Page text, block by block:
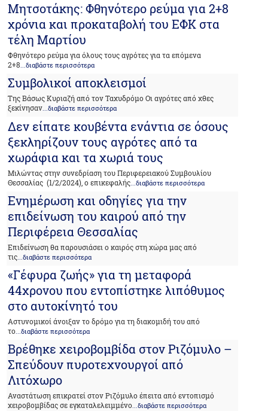
Μητσοτάκης: Φθηνότερο ρεύμα για 2+8
χρόνια και προκαταβολή του ΕΦΚ στα
τέλη Μαρτίου
Φθηνότερο ρεύμα για όλους τους αγρότες για τα επόμενα
2+8...διαβάστε περισσότερα
Συμβολικοί αποκλεισμοί
Της Βάσως Κυριαζή από τον Ταχυδρόμο Οι αγρότες από χθες
ξεκίνησαν...διαβάστε περισσότερα
Δεν είπατε κουβέντα ενάντια σε όσους
ξεκληρίζουν τους αγρότες από τα
χωράφια και τα χωριά τους
Μιλώντας στην συνεδρίαση του Περιφερειακού Συμβουλίου
Θεσσαλίας (1/2/2024), ο επικεφαλής ...διαβάστε περισσότερα
Ενημέρωση και οδηγίες για την
επιδείνωση του καιρού από την
Περιφέρεια Θεσσαλίας
Επιδείνωση θα παρουσιάσει ο καιρός στη χώρα μας από
τις...διαβάστε περισσότερα
«Γέφυρα ζωής» για τη μεταφορά
44χρονου που εντοπίστηκε λιπόθυμος
στο αυτοκίνητό του
Αστυνομικοί άνοιξαν το δρόμο για τη διακομιδή του από
το...διαβάστε περισσότερα
Βρέθηκε χειροβομβίδα στον Ριζόμυλο –
Σπεύδουν πυροτεχνουργοί από
Λιτόχωρο
Αναστάτωση επικρατεί στον Ριζόμυλο έπειτα από εντοπισμό
χειροβομβίδας σε εγκαταλελειμμένο...διαβάστε περισσότερα